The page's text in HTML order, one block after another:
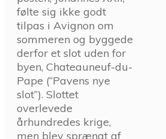
følte sig ikke godt
tilpas i Avignon om
sommeren og byggede
derfor et slot uden for
byen, Chateauneuf-du-
Pape (“Pavens nye
slot”). Slottet
overlevede
århundredes krige,
men blev sprængt af